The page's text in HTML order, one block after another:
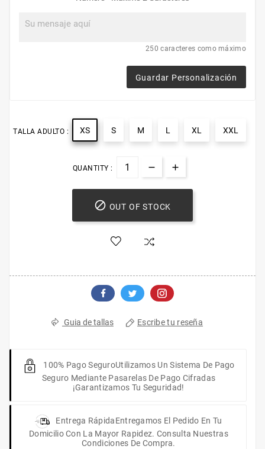
250 caracteres como máximo
Guardar Personalización
TALLA ADULTO : XS S M L XL XXL
QUANTITY :
 OUT OF STOCK
Guia de tallas Escribe tu reseña
100% Pago SeguroUtilizamos Un Sistema De Pago
Seguro Mediante Pasarelas De Pago Cifradas
¡Garantizamos Tu Seguridad!
Entrega RápidaEntregamos El Pedido En Tu
Domicilio Con La Mayor Rapidez. Consulta Nuestras
Condiciones De Compra.